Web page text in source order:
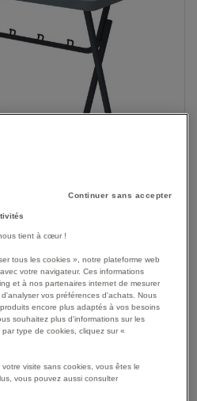
de coctails,
Continuer sans accepter
tient à cœur !
tous les cookies », notre plateforme web
votre navigateur. Ces informations
et à nos partenaires internet de mesurer
vos préférences d'achats. Nous
encore plus adaptés à vos besoins
souhaitez plus d'informations sur les
type de cookies, cliquez sur «
visite sans cookies, vous êtes le
vous pouvez aussi consulter